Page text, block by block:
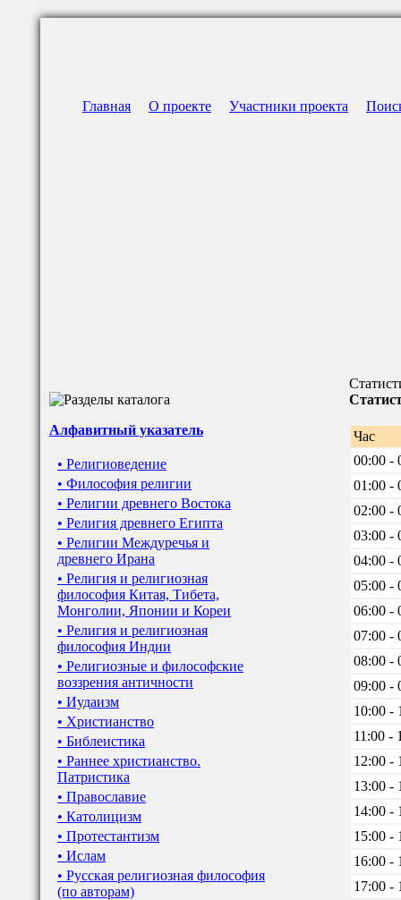
Главная О проекте Участники проекта
Алфавитный указатель
• Религиоведение
• Философия религии
• Религии древнего Востока
• Религия древнего Египта
• Религии Междуречья и
древнего Ирана
• Религия и религиозная
философия Китая, Тибета,
Монголии, Японии и Кореи
• Религия и религиозная
философия Индии
• Религиозные и философские
воззрения античности
• Иудаизм
• Христианство
• Библеистика
• Раннее христианство.
Патристика
• Православие
• Католицизм
• Протестантизм
• Ислам
• Русская религиозная философия
(по авторам)
Час
00:00 -
01:00 -
02:00 -
03:00 -
04:00 -
05:00 -
06:00 -
07:00 -
08:00 -
09:00 -
10:00 -
11:00 -
12:00 -
13:00 -
14:00 -
15:00 -
16:00 -
17:00 -